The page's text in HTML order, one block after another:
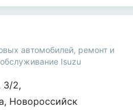
автомобилей, ремонт и
Isuzu
3/2,
, Новороссийск